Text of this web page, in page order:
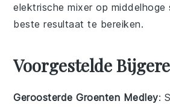
elektrische mixer op middelhoge
beste resultaat te bereiken.
Voorgestelde
Geroosterde Groenten Medley: